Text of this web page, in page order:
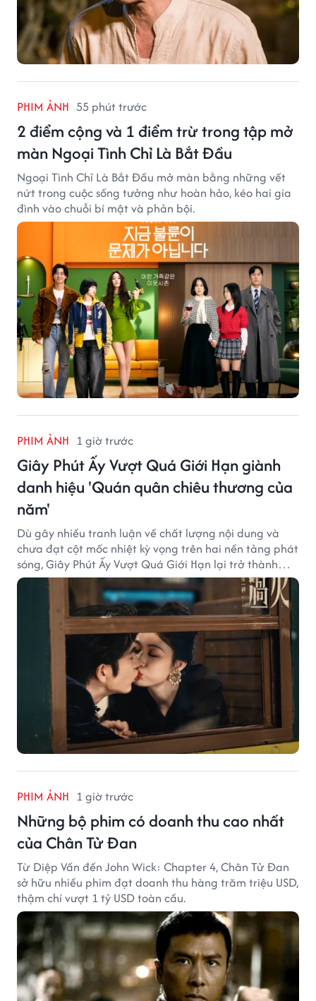
PHIM ẢNH 55 phút trước
2 điểm cộng và 1 điểm trừ trong tập mở
màn Ngoại Tình Chỉ Là Bắt Đầu
Ngoại Tình Chỉ Là Bắt Đầu mở màn bằng những vết
nứt trong cuộc sống tưởng như hoàn hảo, kéo hai gia
đình vào chuỗi bí mật và phản bội.
PHIM ẢNH 1 giờ trước
Giây Phút Ấy Vượt Quá Giới Hạn giành
danh hiệu 'Quán quân chiêu thương của
năm'
Dù gây nhiều tranh luận về chất lượng nội dung và
chưa đạt cột mốc nhiệt kỳ vọng trên hai nền tảng phát
sóng, Giây Phút Ấy Vượt Quá Giới Hạn lại trở thành
hiện tượng ở khía cạnh thương mại.
PHIM ẢNH 1 giờ trước
Những bộ phim có doanh thu cao nhất
của Chân Tử Đan
Từ Diệp Vấn đến John Wick: Chapter 4, Chân Tử Đan
sở hữu nhiều phim đạt doanh thu hàng trăm triệu USD,
thậm chí vượt 1 tỷ USD toàn cầu.